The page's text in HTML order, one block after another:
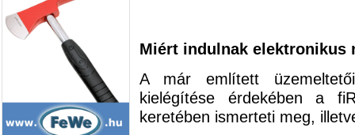
Miért indulnak elektronikus
A már említett
kielégítése érdekében a
keretében ismerteti meg,